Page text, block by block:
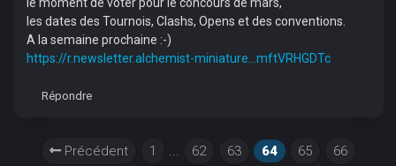
les dates des Tournois, Clashs, Opens et des conventions.
A la semaine prochaine :-)
https://r.newsletter.alchemist-miniature...mftVRHGDTc
Répondre
Précédent 1 ... 62 63 64 65 66